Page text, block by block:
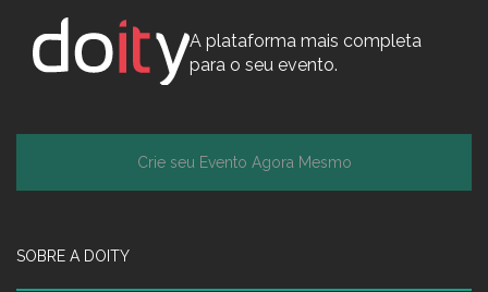
A plataforma mais completa
para o seu evento.
Crie seu Evento Agora Mesmo
SOBRE A DOITY